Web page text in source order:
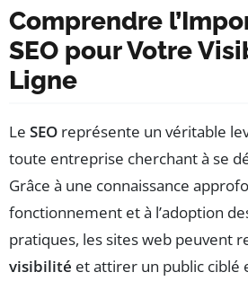
Comprendre
SEO pour Votre
Ligne
Le SEO représente un véritable
toute entreprise cherchant à se
Grâce à une connaissance
fonctionnement et à l’adoption
pratiques, les sites web peuvent
visibilité et attirer un public ciblé